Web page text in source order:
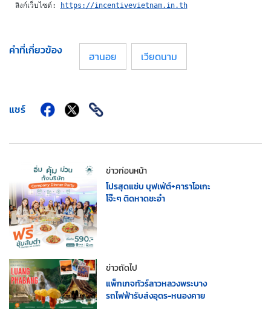
ลิงก์เว็บไซต์:
https://incentivevietnam.in.th
คำที่เกี่ยวข้อง ฮานอย เวียดนาม
แชร์
ข่าวก่อนหน้า
โปรสุดแซ่บ บุฟเฟ่ต์+คาราโอเกะ
โจ๊ะๆ ติดหาดชะอำ
ข่าวถัดไป
แพ็กเกจทัวร์ลาวหลวงพระบาง
รถไฟฟ้ารับส่งอุดร-หนองคาย